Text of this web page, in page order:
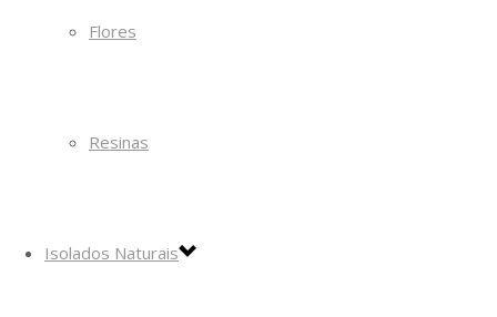
Flores
Resinas
Isolados Naturais